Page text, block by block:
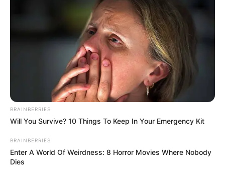
BRAINBERRIES
Will You Survive? 10 Things To Keep In Your Emergency Kit
BRAINBERRIES
Enter A World Of Weirdness: 8 Horror Movies Where Nobody
Dies